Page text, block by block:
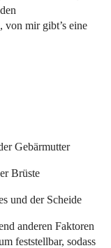
von mir gibt’s eine
Gebärmutter
Brüste
und der Scheide
anderen Faktoren
feststellbar, sodass